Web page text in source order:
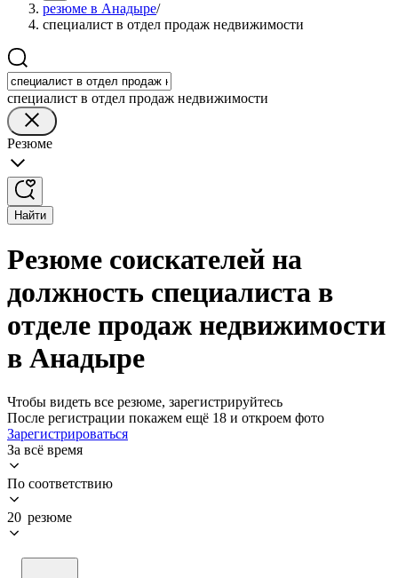
резюме в Анадыре/
специалист в отдел продаж недвижимости
специалист в отдел продаж недвижимости
Резюме
Найти
Резюме соискателей на
должность специалиста в
отделе продаж недвижимости
в Анадыре
Чтобы видеть все резюме, зарегистрируйтесь
После регистрации покажем ещё 18 и откроем фото
Зарегистрироваться
За всё время
По соответствию
20 резюме